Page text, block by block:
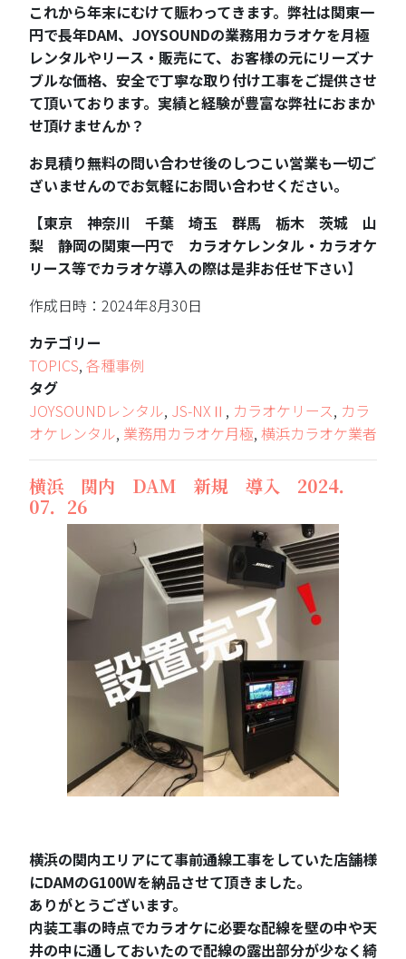
これから年末にむけて賑わってきます。弊社は関東一
円で長年DAM、JOYSOUNDの業務用カラオケを月極
レンタルやリース・販売にて、お客様の元にリーズナ
ブルな価格、安全で丁寧な取り付け工事をご提供させ
て頂いております。実績と経験が豊富な弊社におまか
せ頂けませんか？
お見積り無料の問い合わせ後のしつこい営業も一切ご
ざいませんのでお気軽にお問い合わせください。
【東京 神奈川 千葉 埼玉 群馬 栃木 茨城 山
梨 静岡の関東一円で カラオケレンタル・カラオケ
リース等でカラオケ導入の際は是非お任せ下さい】
作成日時：2024年8月30日
カテゴリー
TOPICS, 各種事例
タグ
JOYSOUNDレンタル, JS-NXⅡ , カラオケリース, カラ
オケレンタル, 業務用カラオケ月極, 横浜カラオケ業者
横浜 関内 DAM 新規 導入 2024．
07．26
横浜の関内エリアにて事前通線工事をしていた店舗様
にDAMのG100Wを納品させて頂きました。
ありがとうございます。
内装工事の時点でカラオケに必要な配線を壁の中や天
井の中に通しておいたので配線の露出部分が少なく綺